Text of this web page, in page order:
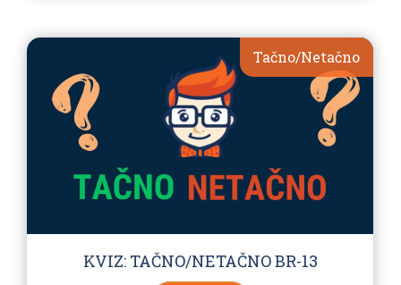
Tačno/Netačno
KVIZ: TAČNO/NETAČNO BR-13